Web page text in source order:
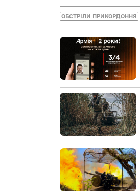
ОБСТРІЛИ ПРИКОРДОННЯ